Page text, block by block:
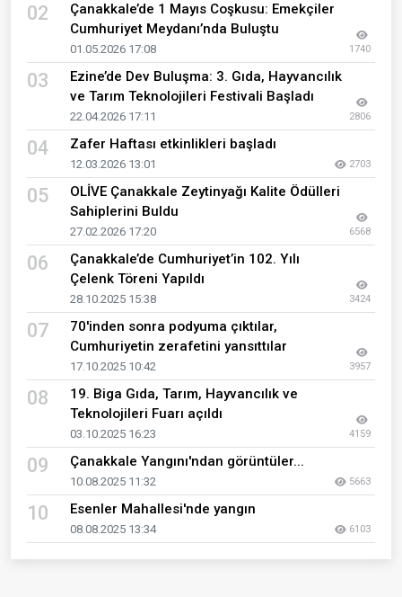
02
Çanakkale’de 1 Mayıs Coşkusu: Emekçiler
Cumhuriyet Meydanı’nda Buluştu
01.05.2026 17:08 1740
03
Ezine’de Dev Buluşma: 3. Gıda, Hayvancılık
ve Tarım Teknolojileri Festivali Başladı
22.04.2026 17:11 2806
04 Zafer Haftası etkinlikleri başladı
12.03.2026 13:01 2703
05
OLİVE Çanakkale Zeytinyağı Kalite Ödülleri
Sahiplerini Buldu
27.02.2026 17:20 6568
06
Çanakkale’de Cumhuriyet’in 102. Yılı
Çelenk Töreni Yapıldı
28.10.2025 15:38 3424
07
70'inden sonra podyuma çıktılar,
Cumhuriyetin zerafetini yansıttılar
17.10.2025 10:42 3957
08
19. Biga Gıda, Tarım, Hayvancılık ve
Teknolojileri Fuarı açıldı
03.10.2025 16:23 4159
09 Çanakkale Yangını'ndan görüntüler...
10.08.2025 11:32 5663
10 Esenler Mahallesi'nde yangın
08.08.2025 13:34 6103